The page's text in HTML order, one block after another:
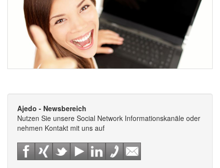
Ajedo - Newsbereich
Nutzen Sie unsere Social Network Informationskanäle oder
nehmen Kontakt mit uns auf